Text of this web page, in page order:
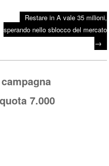
Restare in A vale 35 milioni,
sperando nello sblocco del mercato
→
7.000